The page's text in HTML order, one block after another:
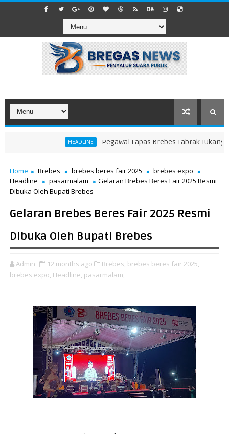
HEADLINE Pegawai Lapas Brebes Tabrak Tukang
Home Brebes brebes beres fair 2025
brebes expo
Headline
pasarmalam
Gelaran Brebes Beres Fair 2025 Resmi
Dibuka Oleh Bupati Brebes
Gelaran Brebes Beres Fair 2025 Resmi
Dibuka Oleh Bupati Brebes
Admin 12 months ago Brebes, brebes beres fair 2025,
brebes expo, Headline, pasarmalam,